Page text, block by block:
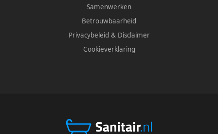
Samenwerken
Betrouwbaarheid
Privacybeleid & Disclaimer
Cookieverklaring